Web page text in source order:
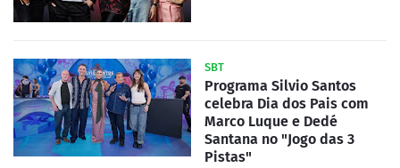
SBT
Programa Silvio Santos
celebra Dia dos Pais com
Marco Luque e Dedé
Santana no "Jogo das 3
Pistas"